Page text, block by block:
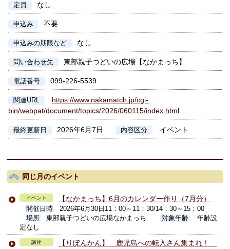
定員 なし
申込み 不要
申込みの期限など なし
問い合わせ先 東部親子つどいの広場【なかまっち】
電話番号 099-226-5539
関連URL
https://www.nakamatch.jp/cgi-
bin/webpat/document/topics/2026/060115/index.html
最終更新日 2026年6月7日 内容区分 イベント
同じ月のイベント
イベント 【なかまっち】6月のカレンダー作り（7月分）
開催日時
2026年6月30日11：00～11：30/14：30～15：00
場所
東部親子つどいの広場なかまっち 対象年齢
年齢設
定なし
講座
【りぼんかん】 鹿児島への転入さん集まれ！